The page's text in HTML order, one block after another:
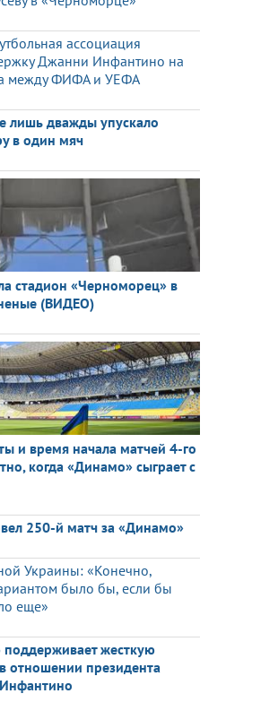
ассоциация
Джанни Инфантино на
между ФИФА и УЕФА
лишь дважды упускало
в один мяч
стадион «Черноморец» в
(ВИДЕО)
и время начала матчей 4-го
когда «Динамо» сыграет с
250-й матч за «Динамо»
Украины: «Конечно,
было бы, если бы
еще»
жесткую
отношении президента